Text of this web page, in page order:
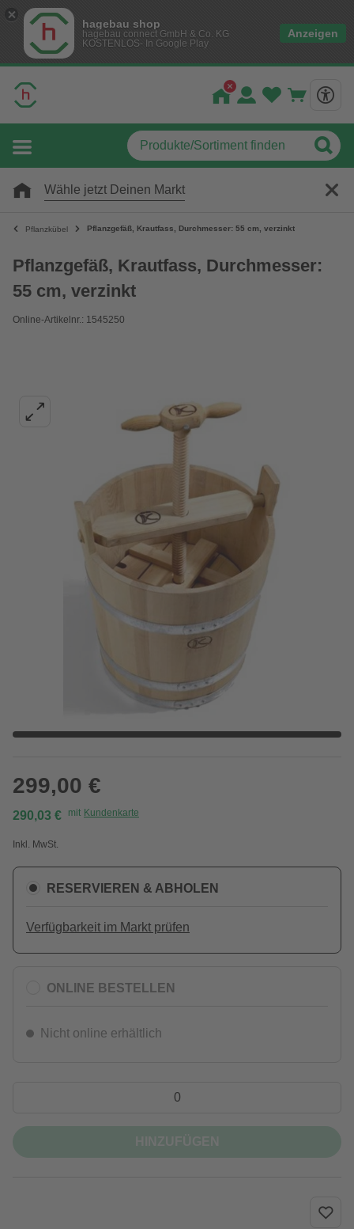
hagebau shop
hagebau connect GmbH & Co. KG
KOSTENLOS- In Google Play
Anzeigen
Wähle jetzt Deinen Markt
Pflanzkübel Pflanzgefäß, Krautfass, Durchmesser: 55 cm, verzinkt
Pflanzgefäß, Krautfass, Durchmesser:
55 cm, verzinkt
Online-Artikelnr.: 1545250
299,00 €
290,03 € mit Kundenkarte
Inkl. MwSt.
RESERVIEREN & ABHOLEN
Verfügbarkeit im Markt prüfen
ONLINE BESTELLEN
Nicht online erhältlich